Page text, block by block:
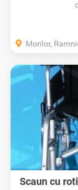
Morilor,
Scaun cu